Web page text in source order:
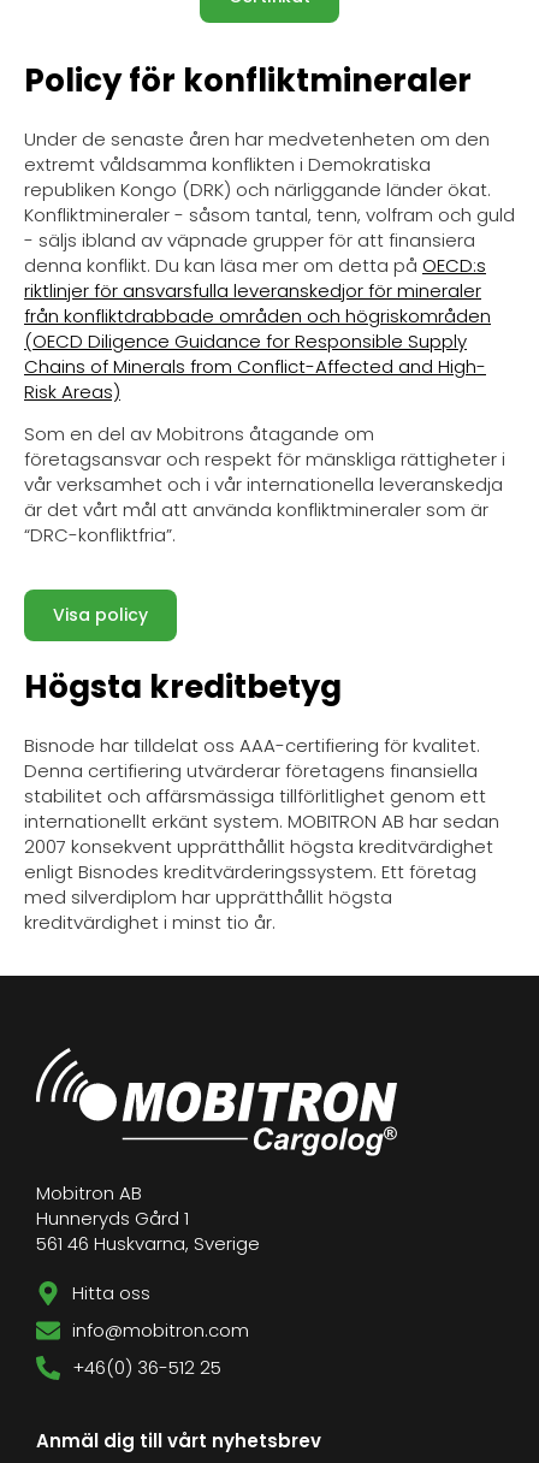
Policy för konfliktmineraler
Under de senaste åren har medvetenheten om den
extremt våldsamma konflikten i Demokratiska
republiken Kongo (DRK) och närliggande länder ökat.
Konfliktmineraler - såsom tantal, tenn, volfram och guld
- säljs ibland av väpnade grupper för att finansiera
denna konflikt. Du kan läsa mer om detta på OECD:s
riktlinjer för ansvarsfulla leveranskedjor för mineraler
från konfliktdrabbade områden och högriskområden
(OECD Diligence Guidance for Responsible Supply
Chains of Minerals from Conflict-Affected and High-
Risk Areas)
Som en del av Mobitrons åtagande om
företagsansvar och respekt för mänskliga rättigheter i
vår verksamhet och i vår internationella leveranskedja
är det vårt mål att använda konfliktmineraler som är
“DRC-konfliktfria”.
Visa policy
Högsta kreditbetyg
Bisnode har tilldelat oss AAA-certifiering för kvalitet.
Denna certifiering utvärderar företagens finansiella
stabilitet och affärsmässiga tillförlitlighet genom ett
internationellt erkänt system. MOBITRON AB har sedan
2007 konsekvent upprätthållit högsta kreditvärdighet
enligt Bisnodes kreditvärderingssystem. Ett företag
med silverdiplom har upprätthållit högsta
kreditvärdighet i minst tio år.
Mobitron AB
Hunneryds Gård 1
561 46 Huskvarna, Sverige
Hitta oss
info@mobitron.com
+46(0) 36-512 25
Anmäl dig till vårt nyhetsbrev